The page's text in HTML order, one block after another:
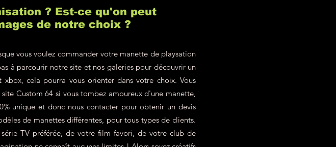
? Est-ce qu'on peut
de notre choix ?
vous voulez commander votre manette de playsation
à parcourir notre site et nos galeries pour découvrir un
cela pourra vous orienter dans votre choix. Vous
Custom 64 si vous tombez amoureux d'une manette,
unique et donc nous contacter pour obtenir un devis
de manettes différentes, pour tous types de clients.
TV préférée, de votre film favori, de votre club de